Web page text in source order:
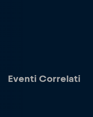
Eventi Correlati